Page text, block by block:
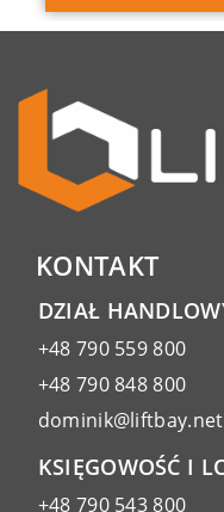
KONTAKT
DZIAŁ
+48 790 559 800
+48 790 848 800
dominik@liftbay.net
KSIĘGOWOŚĆ I
+48 790 543 800